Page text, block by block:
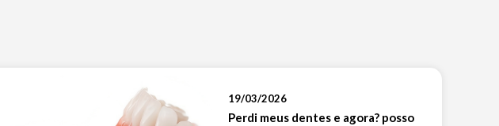
19/03/2026
Perdi meus dentes e agora? posso